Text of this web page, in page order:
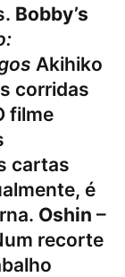
Bobby’s
Akihiko
corridas
filme
cartas
é
Oshin –
recorte